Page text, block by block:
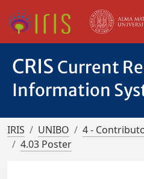
CRIS Current
Information
IRIS UNIBO
4 -
4.03 Poster